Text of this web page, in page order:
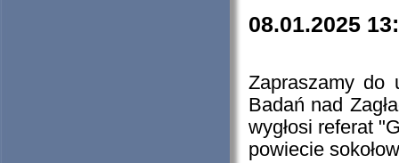
08.01.2025
Zapraszamy do
Badań nad
wygłosi referat
powiecie